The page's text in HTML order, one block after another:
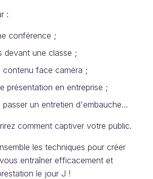
:
conférence ;
devant une classe ;
contenu face caméra ;
présentation en entreprise ;
passer un entretien d'embauche…
comment captiver votre public.
les techniques pour créer
entraîner efficacement et
le jour J !